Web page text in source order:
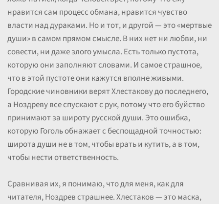
нравится сам процесс обмана, нравится чувство
власти над дураками. Но и тот, и другой — это «мертвые
души» в самом прямом смысле. В них нет ни любви, ни
совести, ни даже злого умысла. Есть только пустота,
которую они заполняют словами. И самое страшное,
что в этой пустоте они кажутся вполне живыми.
Городские чиновники верят Хлестакову до последнего,
а Ноздреву все спускают с рук, потому что его буйство
принимают за широту русской души. Это ошибка,
которую Гоголь обнажает с беспощадной точностью:
широта души не в том, чтобы врать и кутить, а в том,
чтобы нести ответственность.
Сравнивая их, я понимаю, что для меня, как для
читателя, Ноздрев страшнее. Хлестаков — это маска,